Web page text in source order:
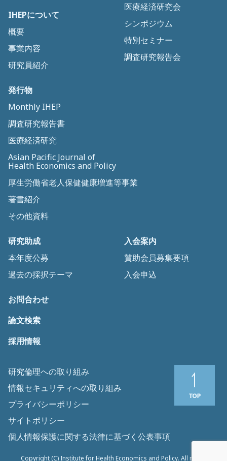
IHEPについて
概要
事業内容
研究員紹介
医療経済研究会
シンポジウム
特別セミナー
調査研究報告会
発行物
Monthly IHEP
調査研究報告書
医療経済研究
Asian Pacific Journal of
Health Economics and Policy
厚生労働省老人保健健康増進等事業
著書紹介
その他資料
研究助成
本年度公募
過去の採択テーマ
入会案内
賛助会員募集要項
入会申込
お問合わせ
論文検索
採用情報
研究倫理への取り組み
情報セキュリティへの取り組み
プライバシーポリシー
サイトポリシー
個人情報保護に関する法律に基づく公表事項
Copyright (C) Institute for Health Economics and Policy. All rights